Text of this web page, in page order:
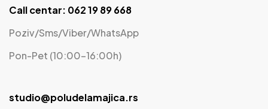
Call centar: 062 19 89 668
Poziv/Sms/Viber/WhatsApp
Pon-Pet (10:00-16:00h)
studio@poludelamajica.rs